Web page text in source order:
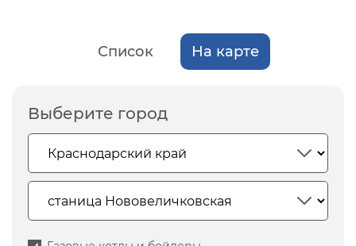
Список На карте
Выберите город